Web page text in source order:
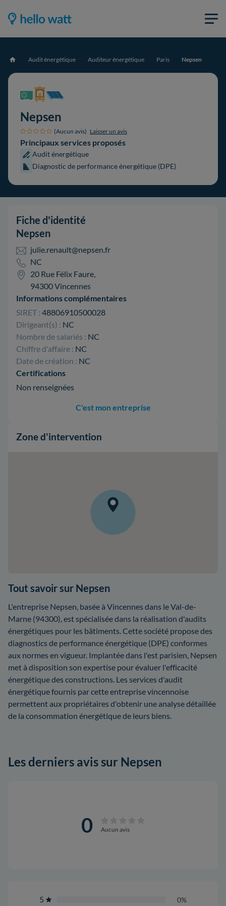
Accueil Audit énergétique Auditeur énergétique Paris Nepsen
Nepsen
(Aucun avis) Laisser un avis
Principaux services proposés
Audit énergétique
Diagnostic de performance énergétique (DPE)
Fiche d'identité
Nepsen
julie.renault@nepsen.fr
NC
20 Rue Félix Faure,
94300 Vincennes
Informations complémentaires
SIRET : 48806910500028
Dirigeant(s) : NC
Nombre de salariés : NC
Chiffre d'affaire : NC
Date de création : NC
Certifications
Non renseignées
C'est mon entreprise
Zone d'intervention
Tout savoir sur Nepsen
L'entreprise Nepsen, basée à Vincennes dans le Val-de-
Marne (94300), est spécialisée dans la réalisation d'audits
énergétiques pour les bâtiments. Cette société propose des
diagnostics de performance énergétique (DPE) conformes
aux normes en vigueur. Implantée dans l'est parisien, Nepsen
met à disposition son expertise pour évaluer l'efficacité
énergétique des constructions. Les services d'audit
énergétique fournis par cette entreprise vincennoise
permettent aux propriétaires d'obtenir une analyse détaillée
de la consommation énergétique de leurs biens.
Les derniers avis sur Nepsen
0 Aucun avis
5 0%